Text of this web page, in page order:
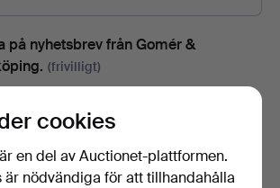
på nyhetsbrev från Gomér &
(frivilligt)
inbjudningar till evenemang och
dig kan du enkelt avsluta
Auctionets nyhetsbrev. (frivilligt)
cookies
en del av Auctionet-plattformen.
är nödvändiga för att tillhandahålla